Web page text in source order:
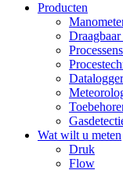
Producten
Datalogger
Wat wilt u meten
Druk
Flow